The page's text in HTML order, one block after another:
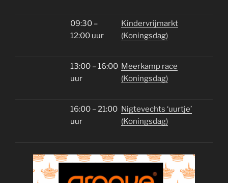
09:30 –
12:00 uur
Kindervrijmarkt
(Koningsdag)
13:00 – 16:00
uur
Meerkamp race
(Koningsdag)
16:00 – 21:00
uur
Nigtevechts ‘uurtje’
(Koningsdag)